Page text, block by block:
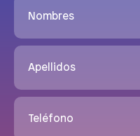
Nombres
Apellidos
Teléfono